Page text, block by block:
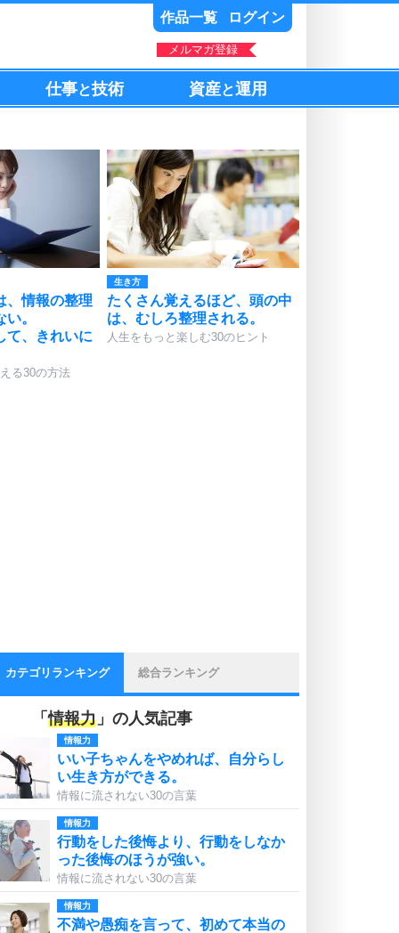
作品一覧 ログイン
メルマガ登録
仕事と技術 資産と運用
、情報の整理
。
て、きれいに
る30の方法
生き方
たくさん覚えるほど、頭の中
は、むしろ整理される。
人生をもっと楽しむ30のヒント
カテゴリランキング 総合ランキング
「情報力 」の人気記事
情報力
いい子ちゃんをやめれば、自分らし
い生き方ができる。
情報に流されない30の言葉
情報力
行動をした後悔より、行動をしなか
った後悔のほうが強い。
情報に流されない30の言葉
情報力
不満や愚痴を言って、初めて本当の